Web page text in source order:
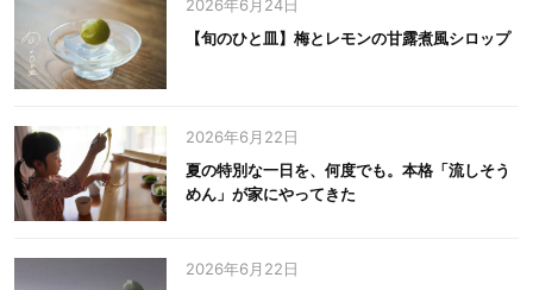
2026年6月24日
【旬のひと皿】梅とレモンの甘露煮風シロップ
2026年6月22日
夏の特別な一日を、何度でも。本格「流しそう
めん」が家にやってきた
2026年6月22日